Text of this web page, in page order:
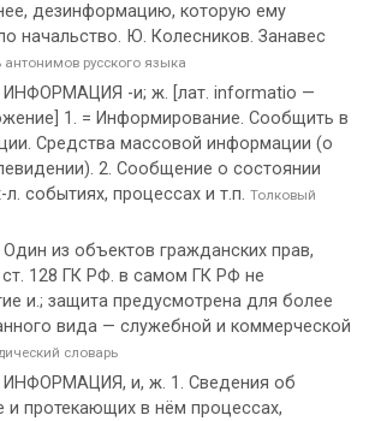
дезинформацию, которую ему
начальство. Ю. Колесников. Занавес
антонимов русского языка
-и; ж. [лат. informatio —
1. = Информирование. Сообщить в
Средства массовой информации (о
2. Сообщение о состоянии
л. событиях, процессах и т.п. Толковый
из объектов гражданских прав,
128 ГК РФ. в самом ГК РФ не
и.; защита предусмотрена для более
вида — служебной и коммерческой
словарь
и, ж. 1. Сведения об
протекающих в нём процессах,